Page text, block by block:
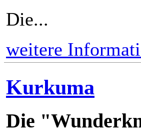
Die...
weitere
Kurkuma
Die